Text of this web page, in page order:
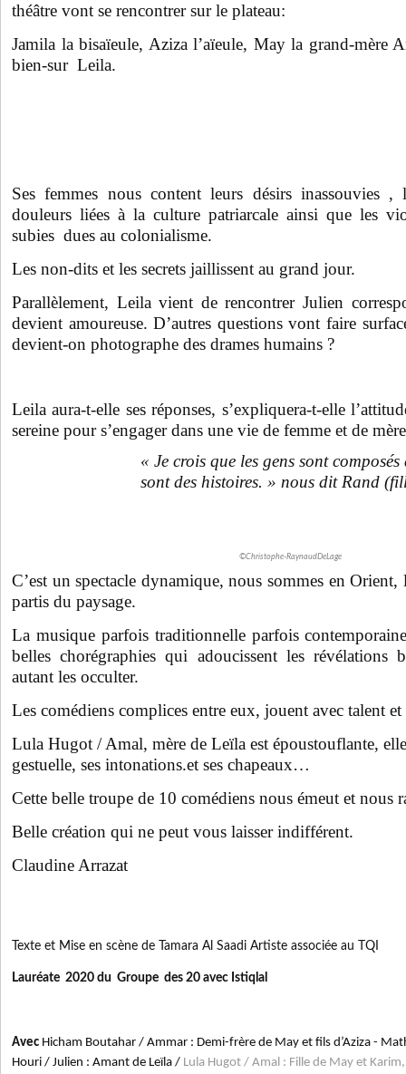
théâtre vont se rencontrer sur le plateau:
Jamila la bisaïeule, Aziza l’aïeule, May la grand-mère
bien-sur Leila.
Ses femmes nous content leurs désirs inassouvies ,
douleurs liées à la culture patriarcale ainsi que les
subies dues au colonialisme.
Les non-dits et les secrets jaillissent au grand jour.
Parallèlement, Leila vient de rencontrer Julien
devient amoureuse. D’autres questions vont faire
devient-on photographe des drames humains ?
Leila aura-t-elle ses réponses, s’expliquera-t-elle
sereine pour s’engager dans une vie de femme et de
« Je crois que les gens sont
sont des histoires. » nous dit Rand
©Christophe-RaynaudDeLage
C’est un spectacle dynamique, nous sommes en Orient,
partis du paysage.
La musique parfois traditionnelle parfois
belles chorégraphies qui adoucissent les révélations
autant les occulter.
Les comédiens complices entre eux, jouent avec talent
Lula Hugot / Amal, mère de Leïla est époustouflante,
gestuelle, ses intonations.et ses chapeaux…
Cette belle troupe de 10 comédiens nous émeut et nous
Belle création qui ne peut vous laisser indifférent.
Claudine Arrazat
Texte et Mise en scène de Tamara Al Saadi Artiste associée au TQI
Lauréate 2020 du Groupe des 20 avec Istiqlal
Avec Hicham Boutahar / Ammar : Demi-frère de May et fils d’Aziza -
Houri / Julien : Amant de Leïla / Lula Hugot / Amal : Fille de May et